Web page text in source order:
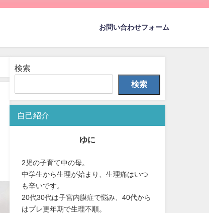
お問い合わせフォーム
検索
検索
自己紹介
ゆに
2児の子育て中の母。
中学生から生理が始まり、生理痛はいつ
も辛いです。
20代30代は子宮内膜症で悩み、40代から
はプレ更年期で生理不順。